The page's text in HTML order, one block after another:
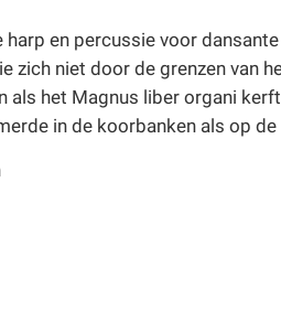
en percussie voor
zich niet door de grenzen van
als het Magnus liber organi
in de koorbanken als op